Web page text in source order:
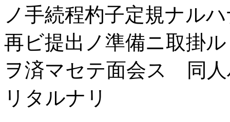
ノ手続程杓子定規ナル
再ビ提出ノ準備ニ取掛
ヲ済マセテ面会ス 同人
リタルナリ